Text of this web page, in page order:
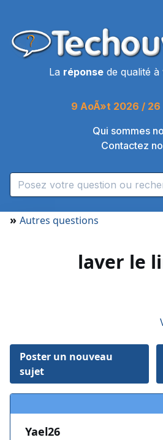
La réponsede qualité à
9 AoÃ»t 2026 / 26
Qui sommes
Contactez
» Autres questions
laver le
Poster un nouveau
sujet
Yael26